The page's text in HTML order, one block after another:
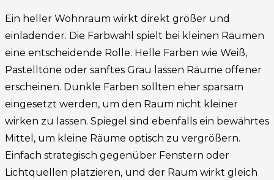
Ein heller Wohnraum wirkt direkt größer und
einladender. Die Farbwahl spielt bei kleinen Räumen
eine entscheidende Rolle. Helle Farben wie Weiß,
Pastelltöne oder sanftes Grau lassen Räume offener
erscheinen. Dunkle Farben sollten eher sparsam
eingesetzt werden, um den Raum nicht kleiner
wirken zu lassen. Spiegel sind ebenfalls ein bewährtes
Mittel, um kleine Räume optisch zu vergrößern.
Einfach strategisch gegenüber Fenstern oder
Lichtquellen platzieren, und der Raum wirkt gleich